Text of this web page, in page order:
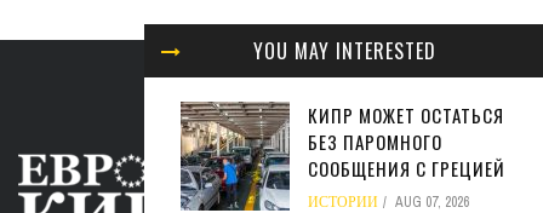
YOU MAY INTERESTED
КИПР МОЖЕТ ОСТАТЬСЯ
БЕЗ ПАРОМНОГО
СООБЩЕНИЯ С ГРЕЦИЕЙ
ИСТОРИИ AUG 07, 2026